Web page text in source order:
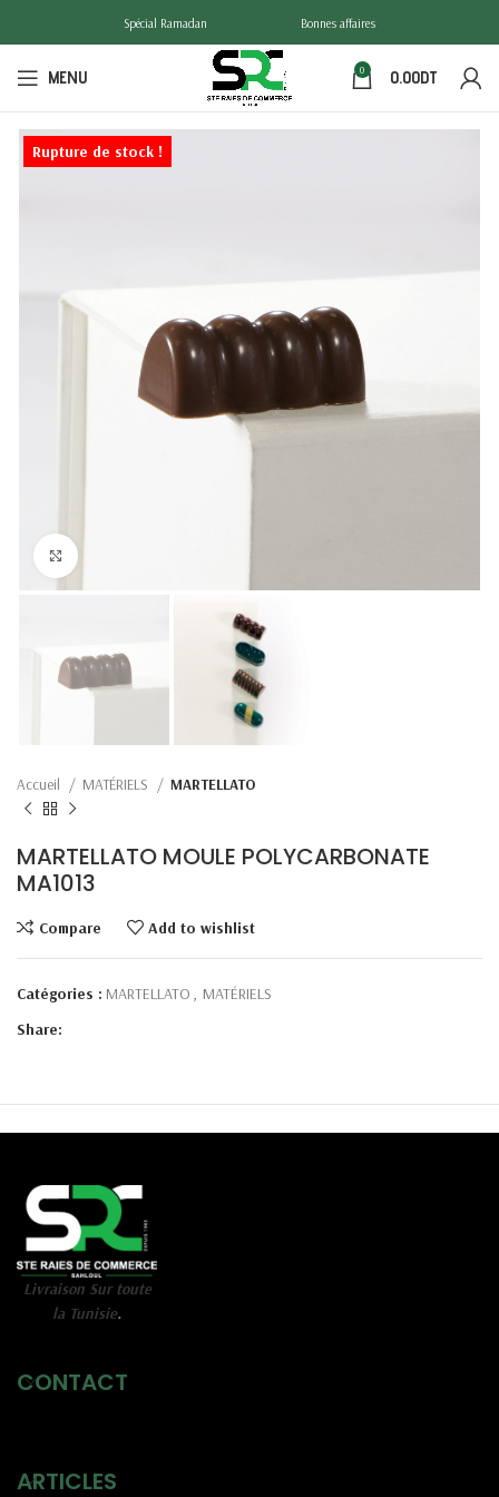
Spécial Ramadan Bonnes affaires
MENU 0 0.00DT
Rupture de stock !
Accueil MATÉRIELS MARTELLATO
MARTELLATO MOULE POLYCARBONATE
MA1013
Compare Add to wishlist
Catégories : MARTELLATO , MATÉRIELS
Share:
Livraison Sur toute
la Tunisie.
CONTACT
ARTICLES